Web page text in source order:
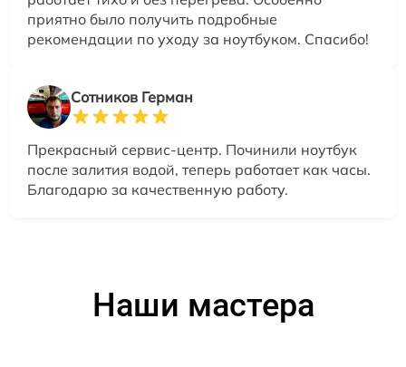
приятно было получить подробные
рекомендации по уходу за ноутбуком. Спасибо!
Сотников Герман
Прекрасный сервис-центр. Починили ноутбук
после залития водой, теперь работает как часы.
Благодарю за качественную работу.
Наши мастера